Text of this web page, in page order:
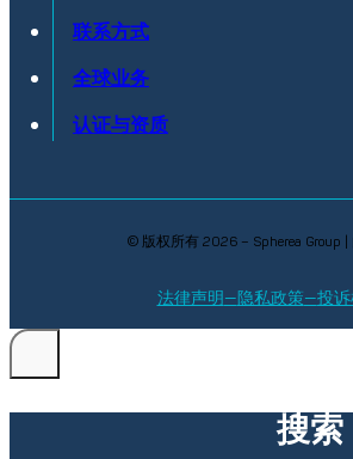
联系方式
全球业务
认证与资质
© 版权所有 2026 – Spherea Group |
法律声明 隐私政策 投诉
搜索